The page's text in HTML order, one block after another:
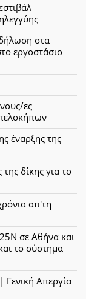
στα
εργοστάσιο
ες
έναρξης της
δίκης για το
απ'τη
σε Αθήνα και
το σύστημα
Απεργία